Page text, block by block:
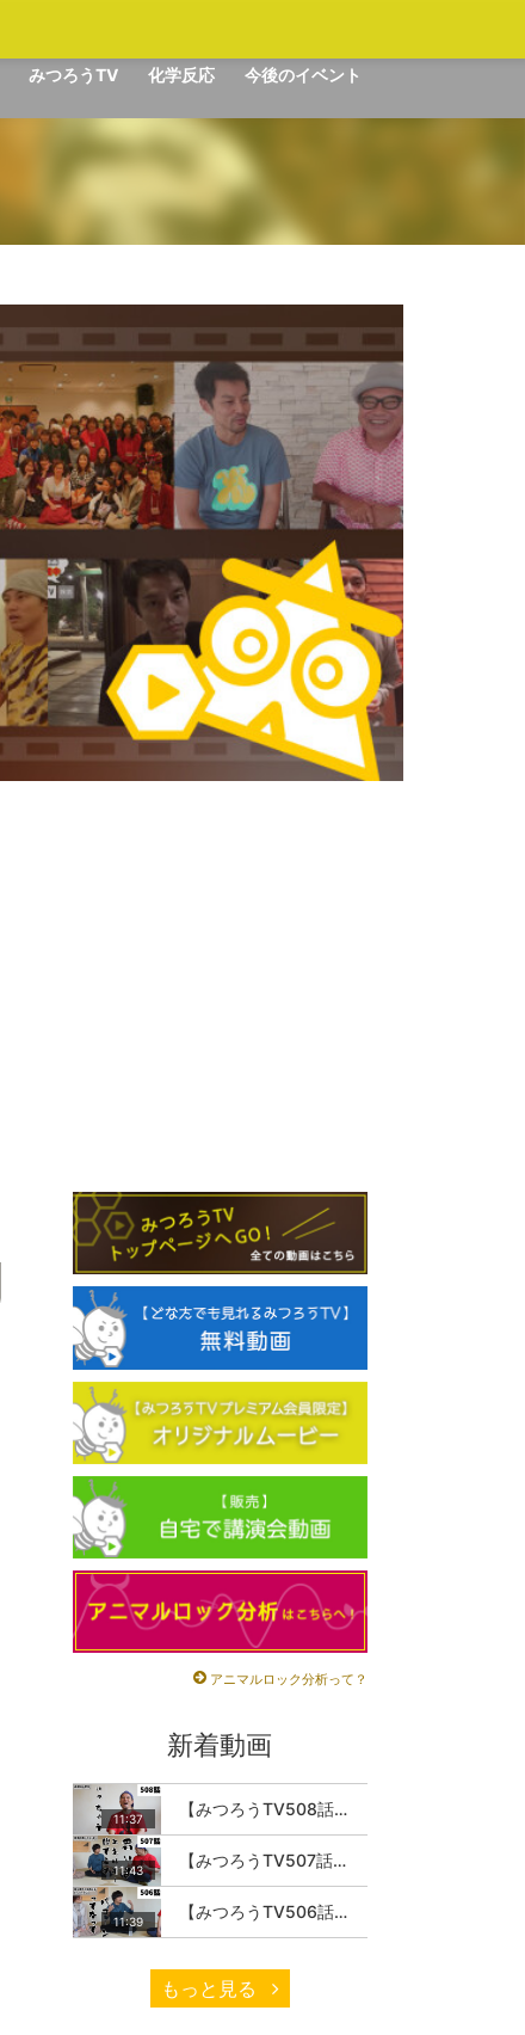
みつろうTV 化学反応 今後のイベント
アニマルロック分析って？
新着動画
11:37 【みつろうTV508話】さとうみつろう『サトレル男塾』編④「“毎日”が変わります。楽しく」
11:43 【みつろうTV507話】さとうみつろう『サトレル男塾』編③「快楽は“自分のカラダの内側”にしかない」
11:39 【みつろうTV506話】さとうみつろう『サトレル男塾』編②「不思議な棒をお尻に…」
もっと見る